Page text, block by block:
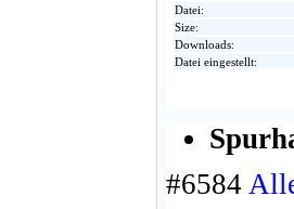
Datei:
Size:
Downloads:
Datei eingestellt:
#6584